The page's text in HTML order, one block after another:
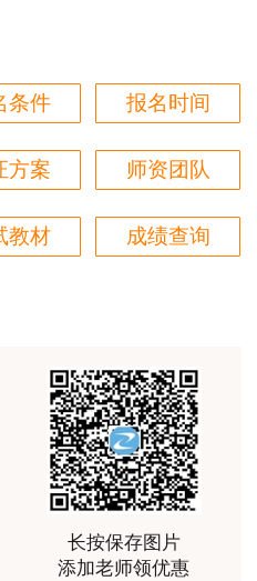
祝大家都取得满意的结
质量高，押题卷压中的知
题秘籍压中将近70%的小
四门，十分给力，值得推
养。
出；我考试通过了。
条件 报名时间
方案 师资团队
教材 成绩查询
长按保存图片
添加老师领优惠